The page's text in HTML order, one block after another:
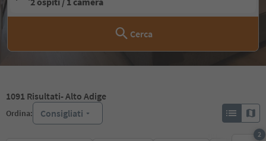
Cerca
1091 Risultati- Alto Adige
Ordina: Consigliati
2